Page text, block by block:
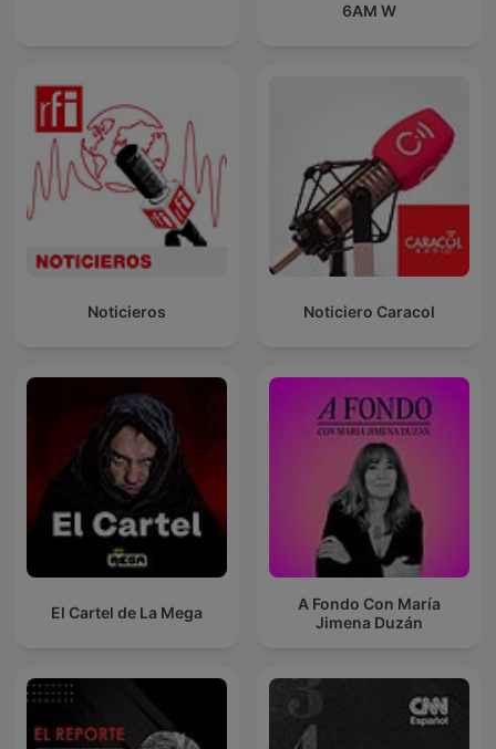
6AM W
Noticieros Noticiero Caracol
El Cartel de La Mega
A Fondo Con María
Jimena Duzán